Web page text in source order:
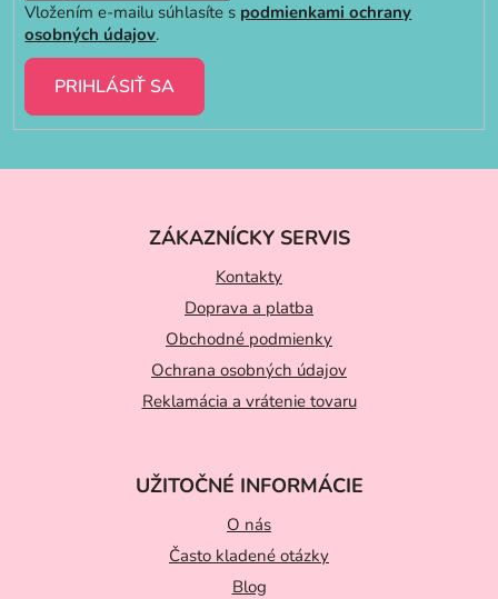
Vložením e-mailu súhlasíte s podmienkami ochrany
osobných údajov.
PRIHLÁSIŤ SA
ZÁKAZNÍCKY SERVIS
Kontakty
Doprava a platba
Obchodné podmienky
Ochrana osobných údajov
Reklamácia a vrátenie tovaru
UŽITOČNÉ INFORMÁCIE
O nás
Často kladené otázky
Blog